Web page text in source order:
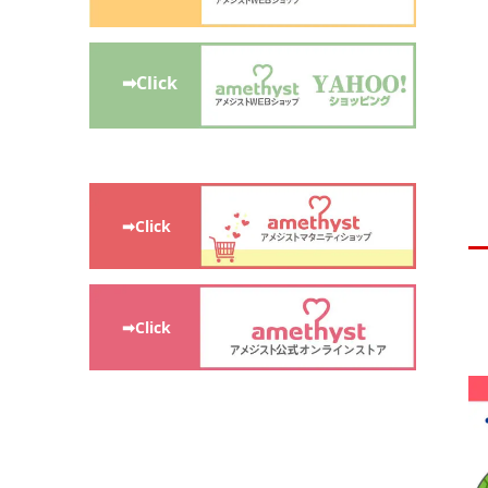
➡Click
➡Click
➡Click